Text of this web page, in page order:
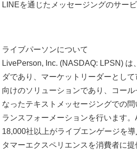
LINEを通じたメッセージングのサー
ライブパーソンについて
LivePerson, Inc. (NASDAQ: LPSN)
ダであり、マーケットリーダーとし
向けのソリューションであり、コー
なったテキストメッセージングでの
ランスフォーメーションを行います
18,000社以上がライブエンゲージを
タマーエクスペリエンスを消費者に